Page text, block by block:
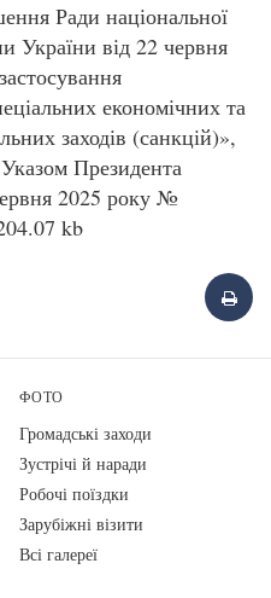
Ради національної
України від 22 червня
економічних та
заходів (санкцій)»,
Президента
2025 року №
kb
ФОТО
Громадські заходи
Зустрічі й наради
Робочі поїздки
Зарубіжні візити
Всі галереї